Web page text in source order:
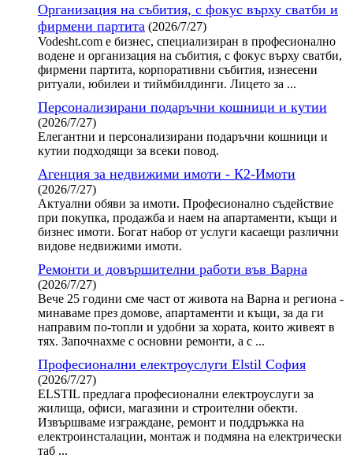
Организация на събития, с фокус върху сватби и
фирмени партита (2026/7/27)
Vodesht.com е бизнес, специализиран в професионално
водене и организация на събития, с фокус върху сватби,
фирмени партита, корпоративни събития, изнесени
ритуали, юбилеи и тиймбилдинги. Лицето за ...
Персонализирани подаръчни кошници и кутии
(2026/7/27)
Елегантни и персонализирани подаръчни кошници и
кутии подходящи за всеки повод.
Агенция за недвижими имоти - К2-Имоти
(2026/7/27)
Актуални обяви за имоти. Професионално съдействие
при покупка, продажба и наем на апартаменти, къщи и
бизнес имоти. Богат набор от услуги касаещи различни
видове недвижими имоти.
Ремонти и довършителни работи във Варна
(2026/7/27)
Вече 25 години сме част от живота на Варна и региона -
минаваме през домове, апартаменти и къщи, за да ги
направим по-топли и удобни за хората, които живеят в
тях. Започнахме с основни ремонти, а с ...
Професионални електроуслуги Elstil София
(2026/7/27)
ELSTIL предлага професионални електроуслуги за
жилища, офиси, магазини и строителни обекти.
Извършваме изграждане, ремонт и поддръжка на
електроинсталации, монтаж и подмяна на електрически
таб ...